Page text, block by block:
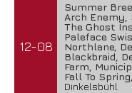
12-08
Summer
Arch Enemy,
The Ghost
Paleface
Northlane,
Blackbraid,
Farm,
Fall To
Dinkelsbühl